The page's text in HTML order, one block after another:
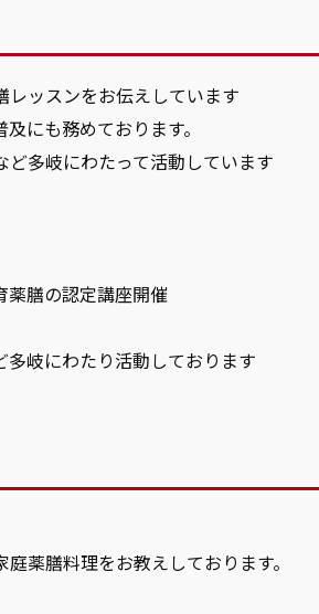
レッスンをお伝えしています
にも務めております。
多岐にわたって活動しています
薬膳の認定講座開催
岐にわたり活動しております
薬膳料理をお教えしております。